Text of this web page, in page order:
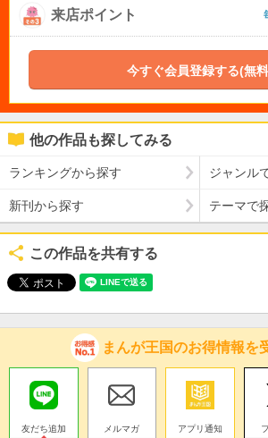
来店ポイント
今すぐ会員登録する(無
他の作品も探してみる
ランキングから探す ジャンル
新刊から探す テーマで
この作品を共有する
まんが王国のお得情報を
友だち追加
メルマガ アプリ通知